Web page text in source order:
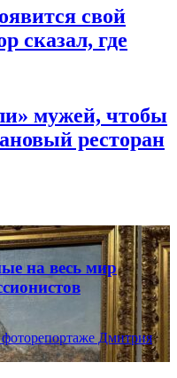
свой
сказал, где
мужей, чтобы
ресторан
на весь мир
Дмитрия